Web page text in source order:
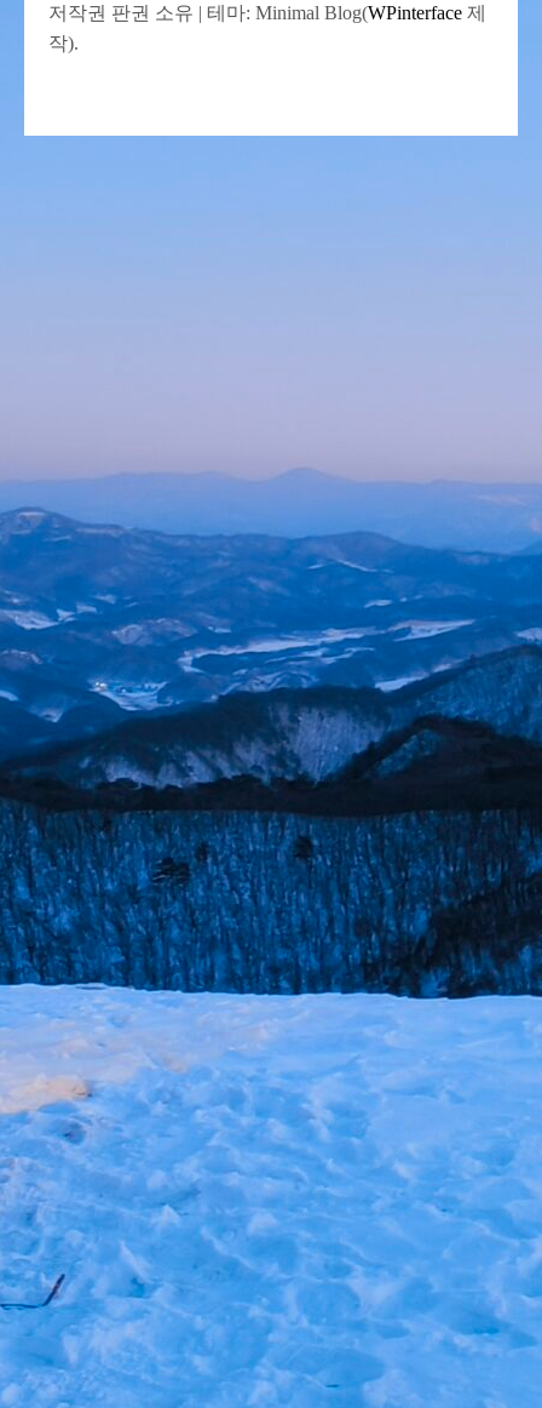
저작권 판권 소유 | 테마: Minimal Blog(WPinterface 제
작).